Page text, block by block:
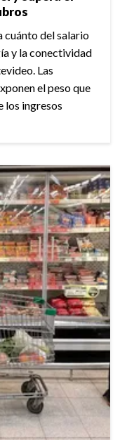
cuánto del salario
y la conectividad
Las
el peso que
los ingresos